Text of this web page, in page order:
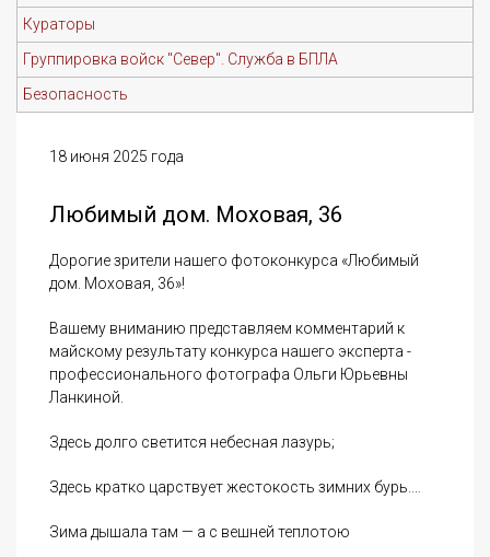
Кураторы
Группировка войск "Север". Служба в БПЛА
Безопасность
18 июня 2025 года
Любимый дом. Моховая, 36
Дорогие зрители нашего фотоконкурса «Любимый
дом. Моховая, 36»!
Вашему вниманию представляем комментарий к
майскому результату конкурса нашего эксперта -
профессионального фотографа Ольги Юрьевны
Ланкиной.
Здесь долго светится небесная лазурь;
Здесь кратко царствует жестокость зимних бурь.…
Зима дышала там — а с вешней теплотою